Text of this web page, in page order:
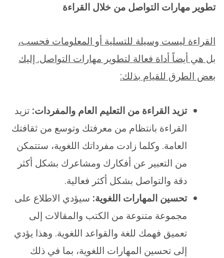
تطوير مهارات التواصل من خلال القراءة
القراءة ليست وسيلة للتسلية أو المعلومات فحسب،
بل هي أيضاً أداة فعالة لتطوير مهارات التواصل. إليك
بعض الطرق للقيام بذلك:
تزيد القراءة من التعليم العام والمفردات: تزيد
القراءة بانتظام من معرفتك وتوسع من ثقافتك
العامة. وكلما زادت مفرداتك اللغوية، ستتمكن
من التعبير عن أفكارك ومشاعرك بشكل أكثر
دقة والتواصل بشكل أكثر فعالية.
تحسين المهارات اللغوية: سيؤدي الاطلاع على
مجموعة متنوعة من الكتب والمقالات إلى
تعميق فهمك للغة والقواعد اللغوية. وهذا يؤدي
إلى تحسين المهارات اللغوية، بما في ذلك